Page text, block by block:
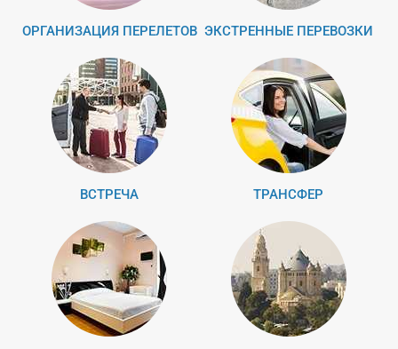
ОРГАНИЗАЦИЯ ПЕРЕЛЕТОВ ЭКСТРЕННЫЕ ПЕРЕВОЗКИ
ВСТРЕЧА ТРАНСФЕР